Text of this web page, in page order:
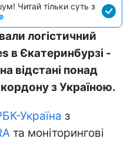
Читай тільки суть з
логістичний
в Єкатеринбурзі -
відстані понад
кордону з Україною.
Україна з
та моніторингові